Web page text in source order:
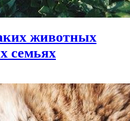
животных
семьях